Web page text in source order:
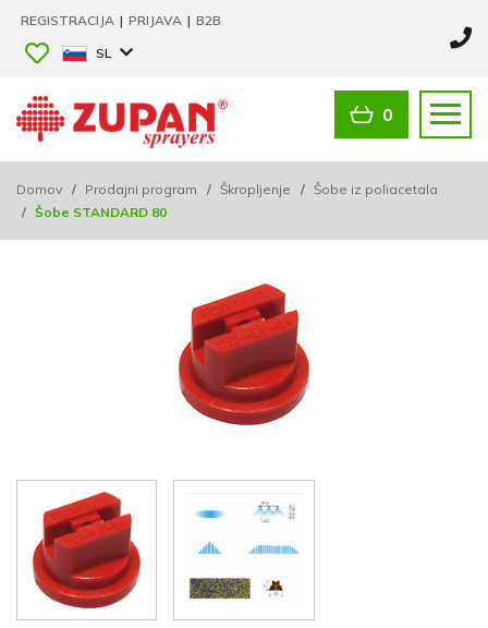
REGISTRACIJA | PRIJAVA | B2B
SL
0
Domov / Prodajni program / Škropljenje / Šobe iz poliacetala
/ Šobe STANDARD 80